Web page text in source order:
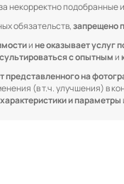
некорректно подобранные
обязательств,запрещено
ине оказывает услуг
с опытными
представленного на
(в т.ч. улучшения) в
и параметры